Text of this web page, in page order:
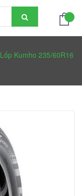
Lốp Kumho 235/60R16